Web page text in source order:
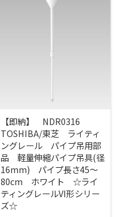
【即納】 NDR0316
TOSHIBA/東芝 ライティ
ングレール パイプ吊用部
品 軽量伸縮パイプ吊具(径
16mm) パイプ長さ45～
80cm ホワイト ☆ライ
ティングレールVI形シリー
ズ☆